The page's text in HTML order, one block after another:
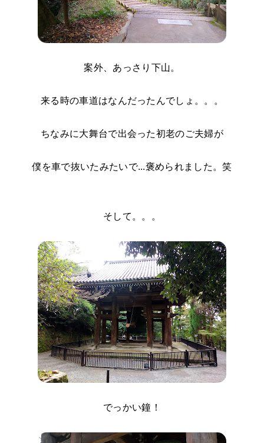
案外、あっさり下山。
来る時の車道はなんだったんでしょ。。。
ちなみに大舞台で出会った初老のご夫婦が
僕を車で抜いたみたいで...褒められました。笑
そして。。。
でっかい鐘！